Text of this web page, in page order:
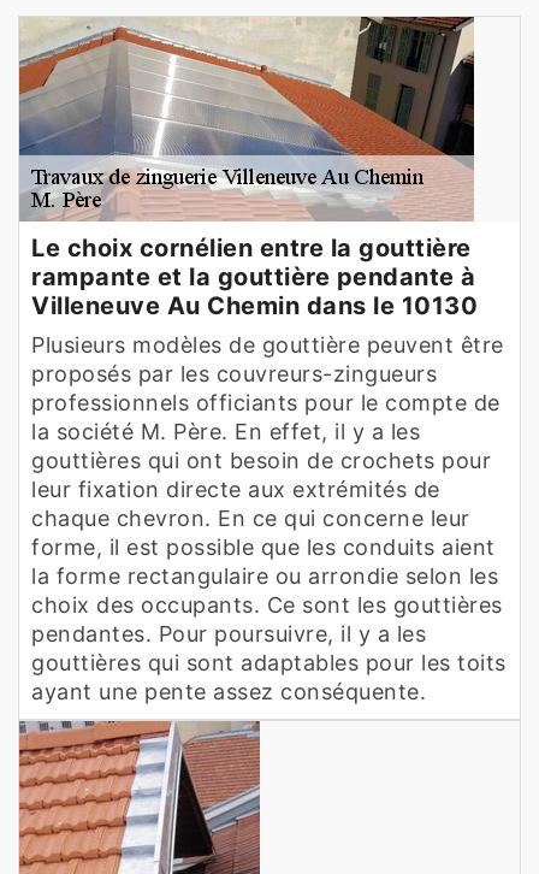
Le choix cornélien entre la gouttière
rampante et la gouttière pendante à
Villeneuve Au Chemin dans le 10130
Plusieurs modèles de gouttière peuvent être
proposés par les couvreurs-zingueurs
professionnels officiants pour le compte de
la société M. Père. En effet, il y a les
gouttières qui ont besoin de crochets pour
leur fixation directe aux extrémités de
chaque chevron. En ce qui concerne leur
forme, il est possible que les conduits aient
la forme rectangulaire ou arrondie selon les
choix des occupants. Ce sont les gouttières
pendantes. Pour poursuivre, il y a les
gouttières qui sont adaptables pour les toits
ayant une pente assez conséquente.